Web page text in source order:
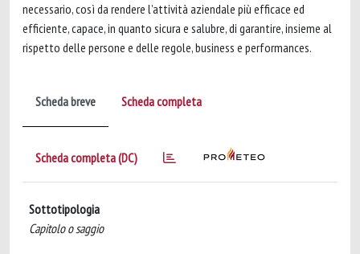
necessario, così da rendere l’attività aziendale più efficace ed
efficiente, capace, in quanto sicura e salubre, di garantire, insieme al
rispetto delle persone e delle regole, business e performances.
Scheda breve Scheda completa
Scheda completa (DC)
Sottotipologia
Capitolo o saggio